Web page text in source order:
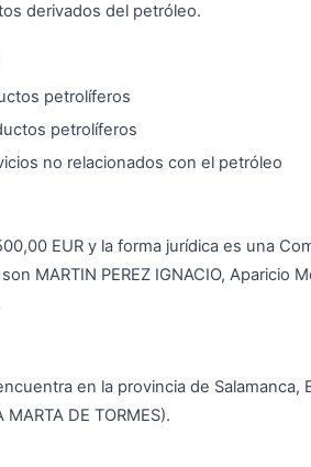
derivados del petróleo.
petrolíferos
petrolíferos
no relacionados con el petróleo
EUR y la forma jurídica es una
MARTIN PEREZ IGNACIO, Aparicio
en la provincia de Salamanca,
DE TORMES).